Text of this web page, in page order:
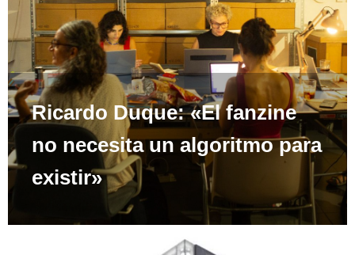
Ricardo Duque: «El fanzine
no necesita un algoritmo para
existir»